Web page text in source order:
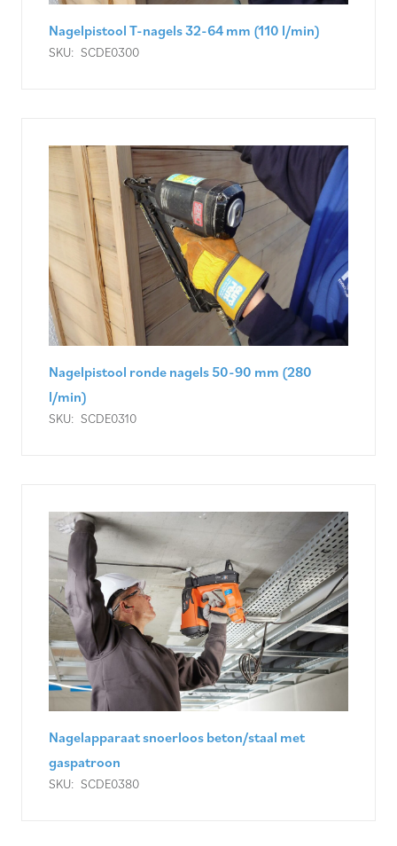
Nagelpistool T-nagels 32-64 mm (110 l/min)
SKU: SCDE0300
Nagelpistool ronde nagels 50-90 mm (280
l/min)
SKU: SCDE0310
Nagelapparaat snoerloos beton/staal met
gaspatroon
SKU: SCDE0380